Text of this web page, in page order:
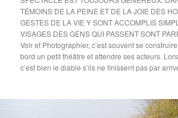
TÉMOINS DE LA PEINE ET DE LA JOIE DES
GESTES DE LA VIE Y SONT ACCOMPLIS
VISAGES DES GENS QUI PASSENT SONT
Voir et Photographier, c’est souvent se
bord un petit théâtre et attendre ses acteurs.
c’est bien le diable s’ils ne finissent pas par